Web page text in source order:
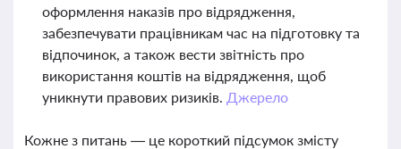
оформлення наказів про відрядження,
забезпечувати працівникам час на підготовку та
відпочинок, а також вести звітність про
використання коштів на відрядження, щоб
уникнути правових ризиків. Джерело
Кожне з питань — це короткий підсумок змісту